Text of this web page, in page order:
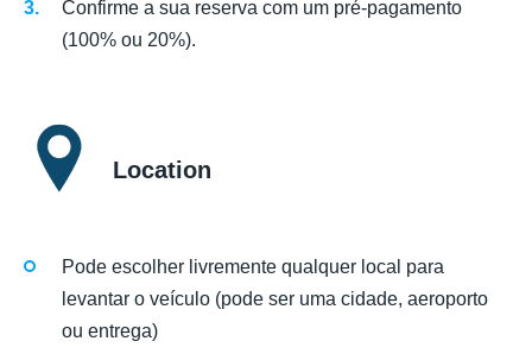
Confirme a sua reserva com um pré-pagamento
(100% ou 20%).
Location
Pode escolher livremente qualquer local para
levantar o veículo (pode ser uma cidade, aeroporto
ou entrega)